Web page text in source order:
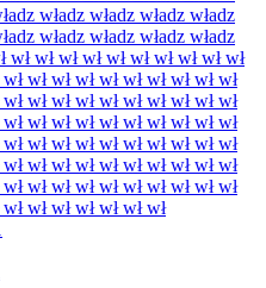
władz władz władz władz
władz władz władz władz
wł wł wł wł wł wł wł wł wł
wł wł wł wł wł wł wł wł wł
wł wł wł wł wł wł wł wł wł
wł wł wł wł wł wł wł wł wł
wł wł wł wł wł wł wł wł wł
wł wł wł wł wł wł wł wł wł
wł wł wł wł wł wł wł wł wł
wł wł wł wł wł wł